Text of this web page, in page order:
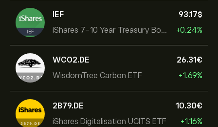
IEF
iShares 7-10 Year Treasury Bond ETF
93.17‎$‎
+0.24%
WCO2.DE
WisdomTree Carbon ETF
26.31‎€‎
+1.69%
2B79.DE
iShares Digitalisation UCITS ETF
10.30‎€‎
+1.16%